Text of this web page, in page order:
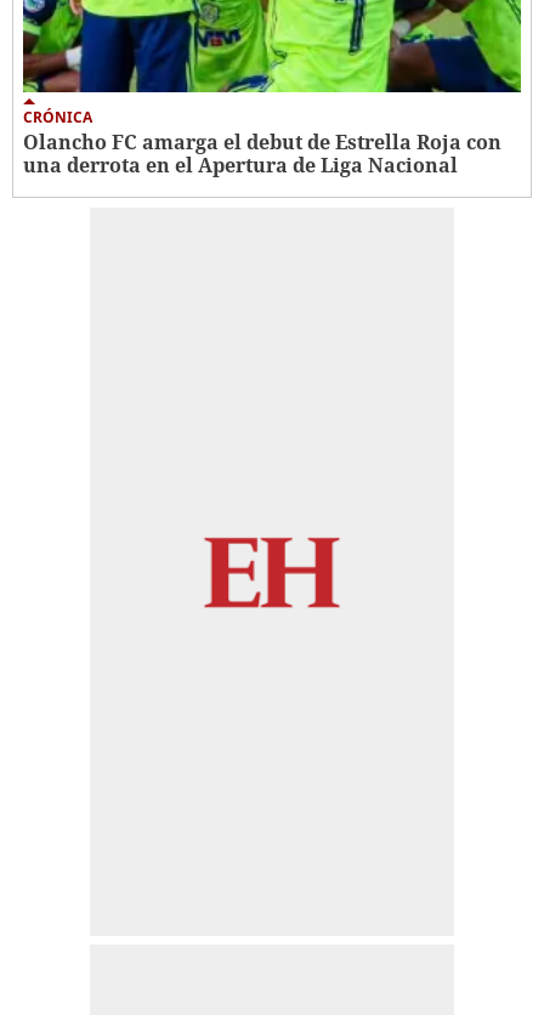
CRÓNICA
Olancho FC amarga el debut de Estrella Roja con
una derrota en el Apertura de Liga Nacional